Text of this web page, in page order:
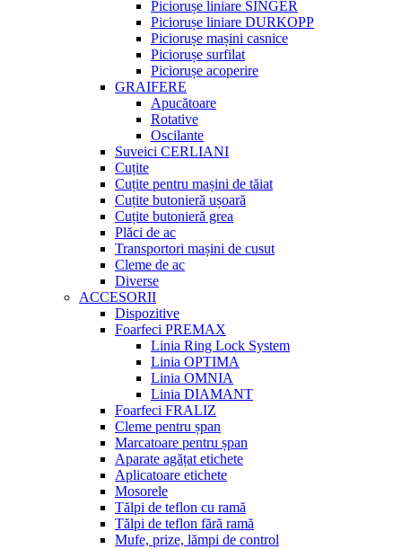
Piciorușe liniare SINGER
Piciorușe liniare DURKOPP
Piciorușe mașini casnice
Piciorușe surfilat
Piciorușe acoperire
GRAIFERE
Apucătoare
Rotative
Oscilante
Suveici CERLIANI
Cuțite
Cuțite pentru mașini de tăiat
Cuțite butonieră ușoară
Cuțite butonieră grea
Plăci de ac
Transportori mașini de cusut
Cleme de ac
Diverse
ACCESORII
Dispozitive
Foarfeci PREMAX
Linia Ring Lock System
Linia OPTIMA
Linia OMNIA
Linia DIAMANT
Foarfeci FRALIZ
Cleme pentru șpan
Marcatoare pentru șpan
Aparate agățat etichete
Aplicatoare etichete
Mosorele
Tălpi de teflon cu ramă
Tălpi de teflon fără ramă
Mufe, prize, lămpi de control